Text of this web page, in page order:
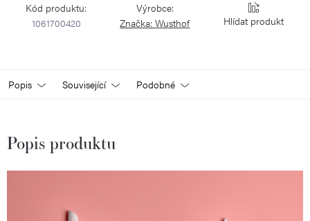
Kód produktu:
1061700420
Výrobce:
Značka:Wusthof Hlídat
Popis Související Podobné
Popis produktu